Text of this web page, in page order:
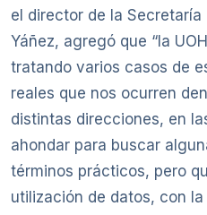
el director de la Secretaría
Yáñez, agregó que “la
tratando varios casos de
reales que nos ocurren
distintas direcciones, en
ahondar para buscar
términos prácticos, pero
utilización de datos, con